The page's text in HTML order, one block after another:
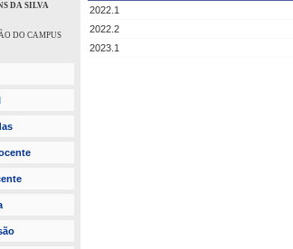
DA SILVA
DO CAMPUS
2022.1
2022.2
2023.1